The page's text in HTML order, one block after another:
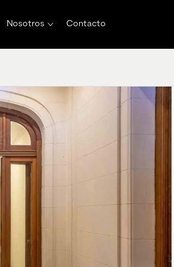
Nosotros Contacto